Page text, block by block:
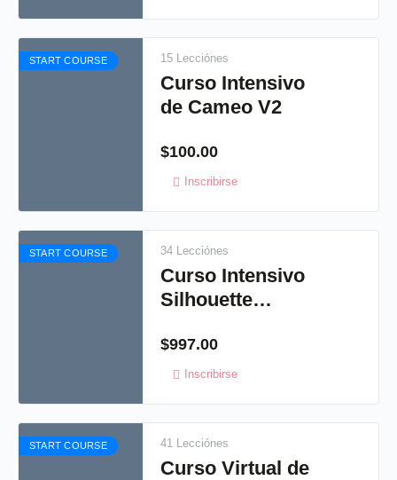
START COURSE 15 Lecciónes
Curso Intensivo
de Cameo V2
$100.00
Inscribirse
START COURSE 34 Lecciónes
Curso Intensivo
Silhouette
$997.00
Inscribirse
START COURSE 41 Lecciónes
Curso Virtual de